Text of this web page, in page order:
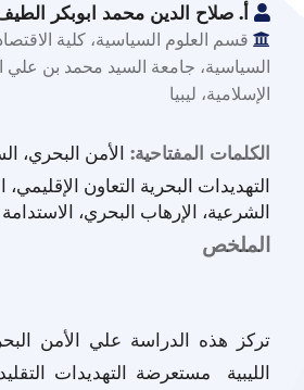
أ. صلاح الدين محمد ابوبكر
قسم العلوم السياسية، كلية
السياسية، جامعة السيد محمد بن
الإسلامية، ليبيا
الكلمات المفتاحية: الأمن البحري،
التهديدات البحرية التعاون الإقليمي،
الشرعية، الإرهاب البحري، الاستدامة
الملخص
تركز هذه الدراسة علي الأمن
الليبية مستعرضة التهديدات